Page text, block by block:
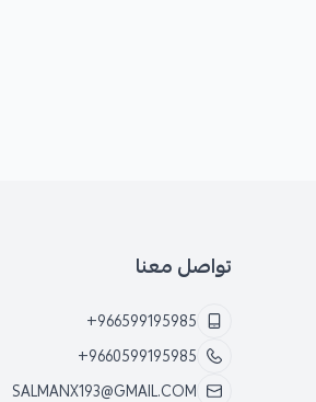
*انخفاض في فعالية الفرملة.
تواصل معنا
+966599195985
+9660599195985
SALMANX193@GMAIL.COM